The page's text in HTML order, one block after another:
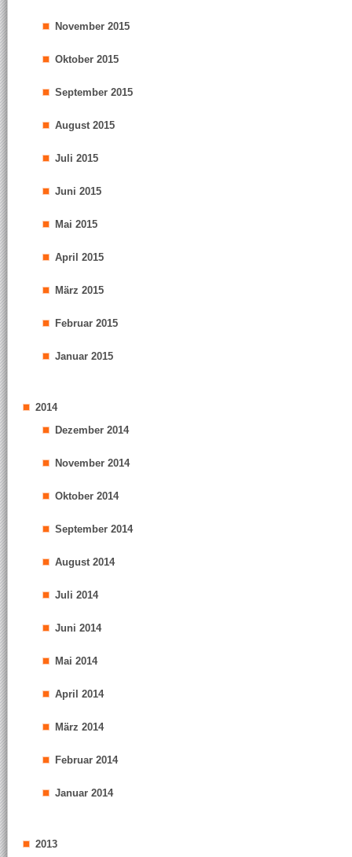
November 2015
Oktober 2015
September 2015
August 2015
Juli 2015
Juni 2015
Mai 2015
April 2015
März 2015
Februar 2015
Januar 2015
2014
Dezember 2014
November 2014
Oktober 2014
September 2014
August 2014
Juli 2014
Juni 2014
Mai 2014
April 2014
März 2014
Februar 2014
Januar 2014
2013